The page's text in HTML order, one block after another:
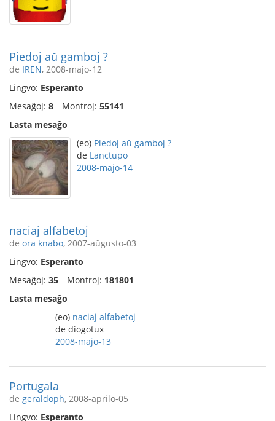
Piedoj aŭ gamboj ?
de IREN, 2008-majo-12
Lingvo: Esperanto
Mesaĝoj: 8 Montroj: 55141
Lasta mesaĝo
(eo) Piedoj aŭ gamboj ?
de Lanctupo
2008-majo-14
naciaj alfabetoj
de ora knabo, 2007-aŭgusto-03
Lingvo: Esperanto
Mesaĝoj: 35 Montroj: 181801
Lasta mesaĝo
(eo) naciaj alfabetoj
de diogotux
2008-majo-13
Portugala
de geraldoph, 2008-aprilo-05
Lingvo: Esperanto